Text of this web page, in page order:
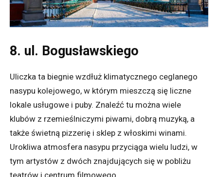
8. ul. Bogusławskiego
Uliczka ta biegnie wzdłuż klimatycznego ceglanego
nasypu kolejowego, w którym mieszczą się liczne
lokale usługowe i puby. Znaleźć tu można wiele
klubów z rzemieślniczymi piwami, dobrą muzyką, a
także świetną pizzerię i sklep z włoskimi winami.
Urokliwa atmosfera nasypu przyciąga wielu ludzi, w
tym artystów z dwóch znajdujących się w pobliżu